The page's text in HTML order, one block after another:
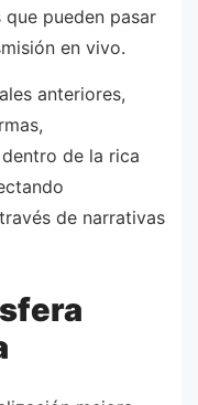
pueden pasar
en vivo.
anteriores,
de la rica
de narrativas